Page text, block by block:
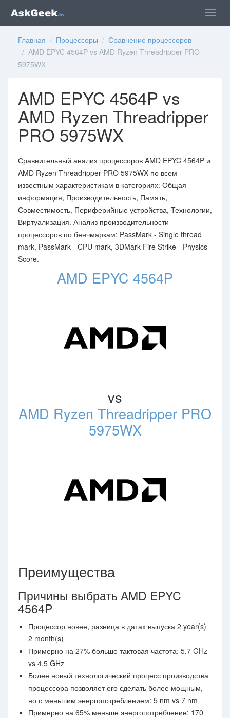
Главная / Процессоры / Сравнение процессоров
/ AMD EPYC 4564P vs AMD Ryzen Threadripper PRO
5975WX
AMD EPYC 4564P vs
AMD Ryzen Threadripper
PRO 5975WX
Сравнительный анализ процессоров AMD EPYC 4564P и
AMD Ryzen Threadripper PRO 5975WX по всем
известным характеристикам в категориях: Общая
информация, Производительность, Память,
Совместимость, Периферийные устройства, Технологии,
Виртуализация. Анализ производительности
процессоров по бенчмаркам: PassMark - Single thread
mark, PassMark - CPU mark, 3DMark Fire Strike - Physics
Score.
AMD EPYC 4564P
vs
AMD Ryzen Threadripper PRO
5975WX
Преимущества
Причины выбрать AMD EPYC
4564P
Процессор новее, разница в датах выпуска 2 year(s)
2 month(s)
Примерно на 27% больше тактовая частота: 5.7 GHz
vs 4.5 GHz
Более новый технологический процесс производства
процессора позволяет его сделать более мощным,
но с меньшим энергопотреблением: 5 nm vs 7 nm
Примерно на 65% меньше энергопотребление: 170